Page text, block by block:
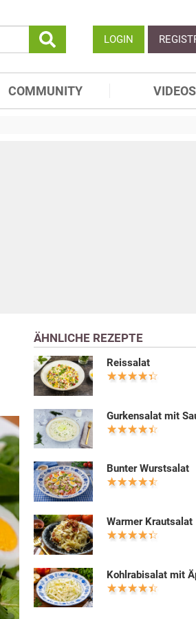
LOGIN
COMMUNITY VIDEOS
ÄHNLICHE REZEPTE
Reissalat
Gurkensalat mit
Bunter Wurstsalat
Warmer Krautsalat
Kohlrabisalat mit